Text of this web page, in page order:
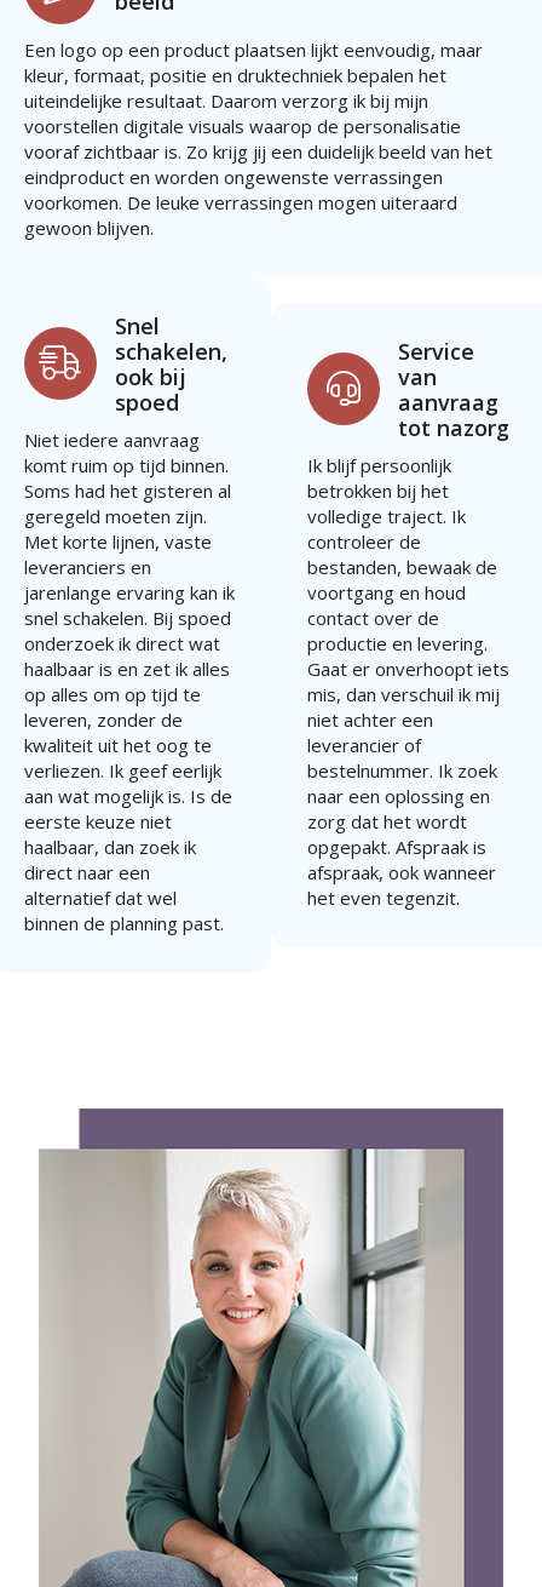
Een logo op een product plaatsen lijkt eenvoudig, maar
kleur, formaat, positie en druktechniek bepalen het
uiteindelijke resultaat. Daarom verzorg ik bij mijn
voorstellen digitale visuals waarop de personalisatie
vooraf zichtbaar is. Zo krijg jij een duidelijk beeld van het
eindproduct en worden ongewenste verrassingen
voorkomen. De leuke verrassingen mogen uiteraard
gewoon blijven.
Snel
schakelen,
ook bij
spoed
Niet iedere aanvraag
komt ruim op tijd binnen.
Soms had het gisteren al
geregeld moeten zijn.
Met korte lijnen, vaste
leveranciers en
jarenlange ervaring kan ik
snel schakelen. Bij spoed
onderzoek ik direct wat
haalbaar is en zet ik alles
op alles om op tijd te
leveren, zonder de
kwaliteit uit het oog te
verliezen. Ik geef eerlijk
aan wat mogelijk is. Is de
eerste keuze niet
haalbaar, dan zoek ik
direct naar een
alternatief dat wel
binnen de planning past.
Service
van
aanvraag
tot nazorg
Ik blijf persoonlijk
betrokken bij het
volledige traject. Ik
controleer de
bestanden, bewaak de
voortgang en houd
contact over de
productie en levering.
Gaat er onverhoopt iets
mis, dan verschuil ik mij
niet achter een
leverancier of
bestelnummer. Ik zoek
naar een oplossing en
zorg dat het wordt
opgepakt. Afspraak is
afspraak, ook wanneer
het even tegenzit.